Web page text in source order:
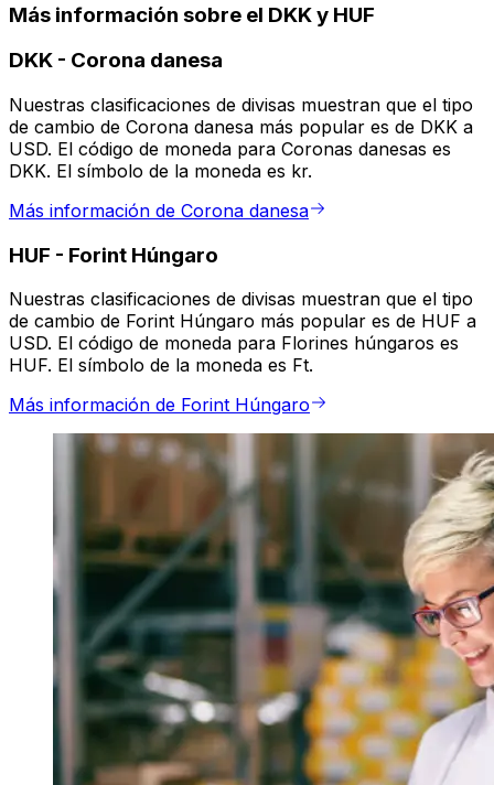
Más información sobre el DKK y HUF
DKK - Corona danesa
Nuestras clasificaciones de divisas muestran que el tipo
de cambio de Corona danesa más popular es de DKK a
USD. El código de moneda para Coronas danesas es
DKK. El símbolo de la moneda es kr.
Más información de Corona danesa
HUF - Forint Húngaro
Nuestras clasificaciones de divisas muestran que el tipo
de cambio de Forint Húngaro más popular es de HUF a
USD. El código de moneda para Florines húngaros es
HUF. El símbolo de la moneda es Ft.
Más información de Forint Húngaro